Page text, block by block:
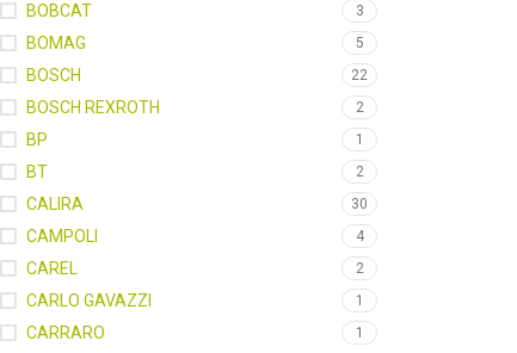
BOBCAT 3
BOMAG 5
BOSCH 22
BOSCH REXROTH 2
BP 1
BT 2
CALIRA 30
CAMPOLI 4
CAREL 2
CARLO GAVAZZI 1
CARRARO 1